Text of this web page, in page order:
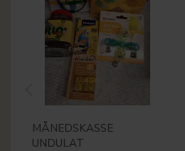
MÅNEDSKASSE
UNDULAT